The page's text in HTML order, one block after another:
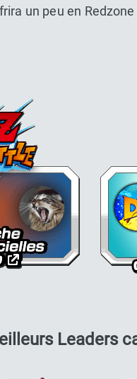
un peu en
Dokkan
Leaders